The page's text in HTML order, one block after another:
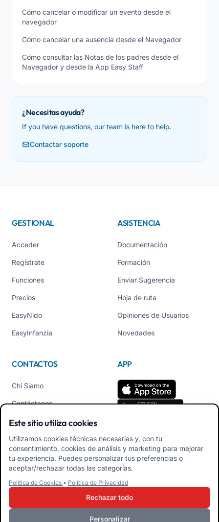
Cómo cancelar o modificar un evento desde el
navegador
Cómo cancelar una ausencia desde el Navegador
Cómo consultar las Notas de los padres desde el
Navegador y desde la App Easy Staff
¿Necesitas ayuda?
If you have questions, our team is here to help.
Contactar soporte
GESTIONAL
Acceder
Regístrate
Funciones
Precios
EasyNido
EasyInfanzia
ASISTENCIA
Documentación
Formación
Enviar Sugerencia
Hoja de ruta
Opiniones de Usuarios
Novedades
CONTACTOS
Chi Siamo
Contáctanos
Tel +39 02 84152514
APP
Descarga APK App
Familiares
Descarga APK App
Este sitio utiliza cookies
Utilizamos cookies técnicas necesarias y, con tu
consentimiento, cookies de análisis y marketing para mejorar
tu experiencia. Puedes personalizar tus preferencias o
aceptar/rechazar todas las categorías.
Política de Cookies • Política de Privacidad
Rechazar todo
Personalizar